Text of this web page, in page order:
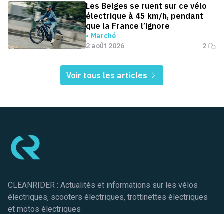
Les Belges se ruent sur ce vélo
électrique à 45 km/h, pendant
que la France l’ignore
Marché
2 août 2026
2
Voir tous les articles
CLEANRIDER : Actualités et informations sur les vélos
électriques, scooters électriques, trottinettes électriques
et motos électriques